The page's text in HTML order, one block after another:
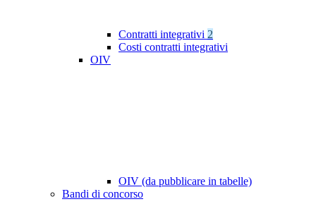
Contratti integrativi 2
Costi contratti integrativi
OIV
OIV (da pubblicare in tabelle)
Bandi di concorso